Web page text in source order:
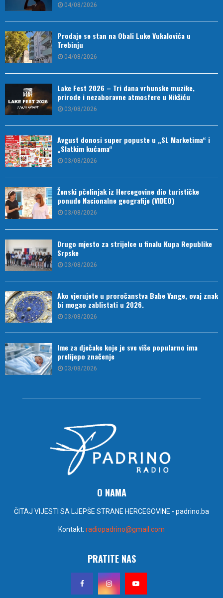
04/08/2026
Prodaje se stan na Obali Luke Vukalovića u
Trebinju
04/08/2026
Lake Fest 2026 – Tri dana vrhunske muzike,
prirode i nezaboravne atmosfere u Nikšiću
03/08/2026
Avgust donosi super popuste u „SL Marketima“ i
„Slatkim kućama“
03/08/2026
Ženski pčelinjak iz Hercegovine dio turističke
ponude Nacionalne geografije (VIDEO)
03/08/2026
Drugo mjesto za strijelce u finalu Kupa Republike
Srpske
03/08/2026
Ako vjerujete u proročanstva Babe Vange, ovaj znak
bi mogao zablistati u 2026.
03/08/2026
Ime za dječake koje je sve više popularno ima
prelijepo značenje
03/08/2026
O NAMA
ČITAJ VIJESTI SA LJEPŠE STRANE HERCEGOVINE - padrino.ba
Kontakt: radiopadrino@gmail.com
PRATITE NAS